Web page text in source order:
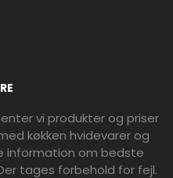
vi produkter og priser
køkken hvidevarer og
information om bedste
tages forbehold for fejl.